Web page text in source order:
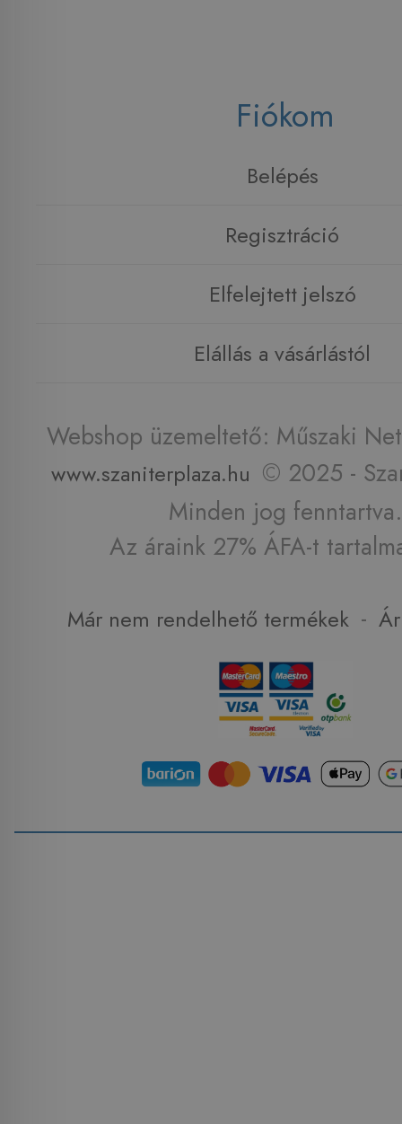
Fiókom
Belépés
Regisztráció
Elfelejtett jelszó
Elállás a vásárlástól
Webshop üzemeltető: Műszaki
www.szaniterplaza.hu © 2025 -
Minden jog fenntartva.
Az áraink 27% ÁFA-t
Már nem rendelhető termékek -